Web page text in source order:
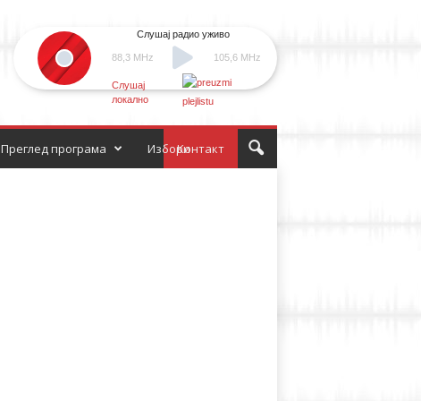
88,3 MHz
Слушај радио уживо
105,6 MHz
Слушај
локално
Контакт
Преглед програма Избори